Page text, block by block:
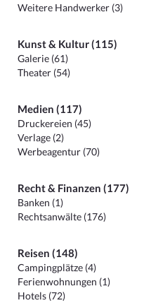
Weitere Handwerker (3)
Kunst & Kultur (115)
Galerie (61)
Theater (54)
Medien (117)
Druckereien (45)
Verlage (2)
Werbeagentur (70)
Recht & Finanzen (177)
Banken (1)
Rechtsanwälte (176)
Reisen (148)
Campingplätze (4)
Ferienwohnungen (1)
Hotels (72)